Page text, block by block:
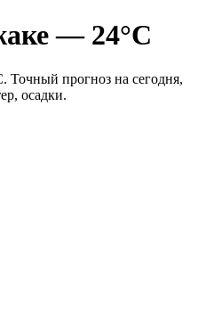
— 24°C
Точный прогноз на сегодня,
осадки.